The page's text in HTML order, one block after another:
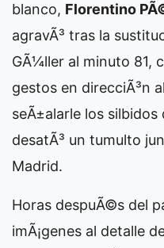
blanco, Florentino
agravÃ³ tras la
GÃ¼ller al minuto 81,
gestos en direcciÃ³n
seÃ±alarle los silbidos
desatÃ³ un tumulto
Madrid.
Horas despuÃ©s del
imÃ¡genes al detalle